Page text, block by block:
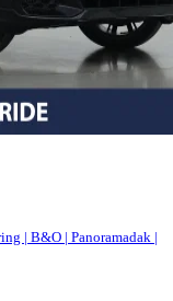
| B&O | Panoramadak |